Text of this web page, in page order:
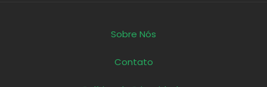
Sobre Nós
Contato